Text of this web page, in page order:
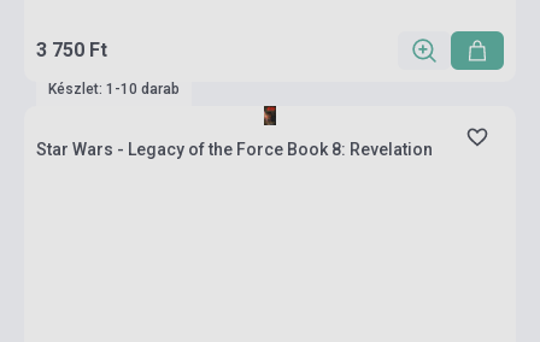
3 750 Ft
Készlet: 1-10 darab
Star Wars - Legacy of the Force Book 8: Revelation